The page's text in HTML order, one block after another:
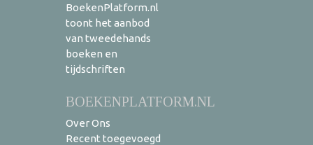
BoekenPlatform.nl
toont het aanbod
van tweedehands
boeken en
tijdschriften
BOEKENPLATFORM.NL
Over Ons
Recent toegevoegd